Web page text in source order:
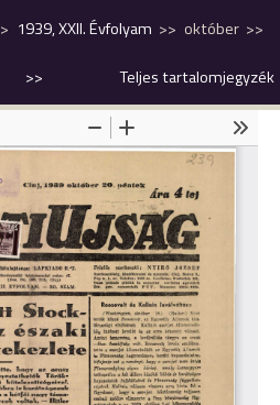
1939, XXII. Évfolyam
október
>> Teljes tartalomjegyzék